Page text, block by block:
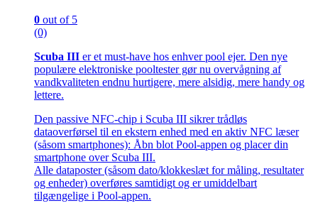
0 out of 5
(0)
Scuba III er et must-have hos enhver pool ejer. Den nye
populære elektroniske pooltester gør nu overvågning af
vandkvaliteten endnu hurtigere, mere alsidig, mere handy og
lettere.
Den passive NFC-chip i Scuba III sikrer trådløs
dataoverførsel til en ekstern enhed med en aktiv NFC læser
(såsom smartphones): Åbn blot Pool-appen og placer din
smartphone over Scuba III.
Alle dataposter (såsom dato/klokkeslæt for måling, resultater
og enheder) overføres samtidigt og er umiddelbart
tilgængelige i Pool-appen.